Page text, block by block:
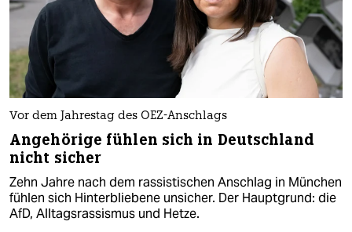
Vor dem Jahrestag des OEZ-Anschlags
Angehörige fühlen sich in Deutschland
nicht sicher
Zehn Jahre nach dem rassistischen Anschlag in München
fühlen sich Hinterbliebene unsicher. Der Hauptgrund: die
AfD, Alltagsrassismus und Hetze.